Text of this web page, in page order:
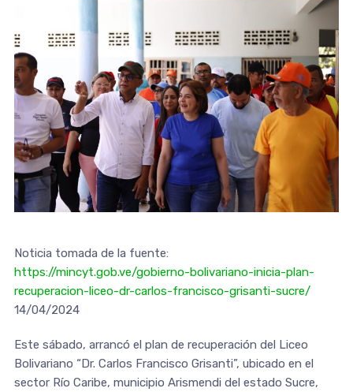
Noticia tomada de la fuente:
https://mincyt.gob.ve/gobierno-bolivariano-inicia-plan-
recuperacion-liceo-dr-carlos-francisco-grisanti-sucre/
14/04/2024
Este sábado, arrancó el plan de recuperación del Liceo
Bolivariano “Dr. Carlos Francisco Grisanti”, ubicado en el
sector Río Caribe, municipio Arismendi del estado Sucre,